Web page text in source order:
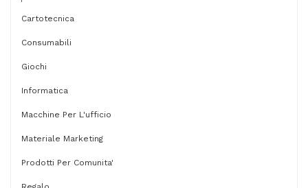
Cartotecnica
Consumabili
Giochi
Informatica
Macchine Per L'ufficio
Materiale Marketing
Prodotti Per Comunita'